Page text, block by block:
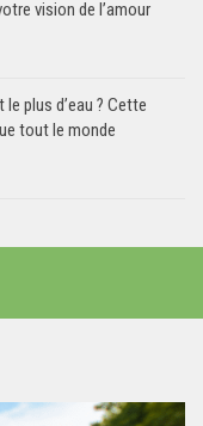
vision de l’amour
plus d’eau ? Cette
tout le monde